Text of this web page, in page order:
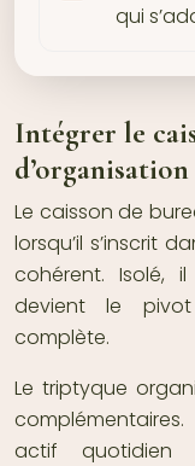
qui
Intégrer le
Le caisson de
lorsqu’il s’inscrit
cohérent. Isolé,
devient le pivot
complète.
Le triptyque
actif